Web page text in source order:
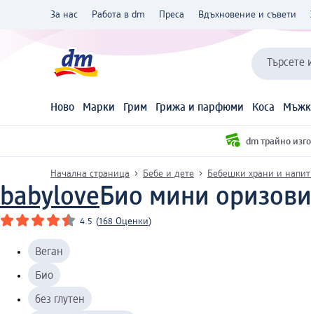
За нас Работа в dm Преса Вдъхновение и съвети
Ново Марки Грим Грижа и парфюми Коса
dm трайно
Начална страница Бебе и дете Бебешки храни и
babyloveБио мини
4.5 (168 Оценки)
Веган
Био
без глутен